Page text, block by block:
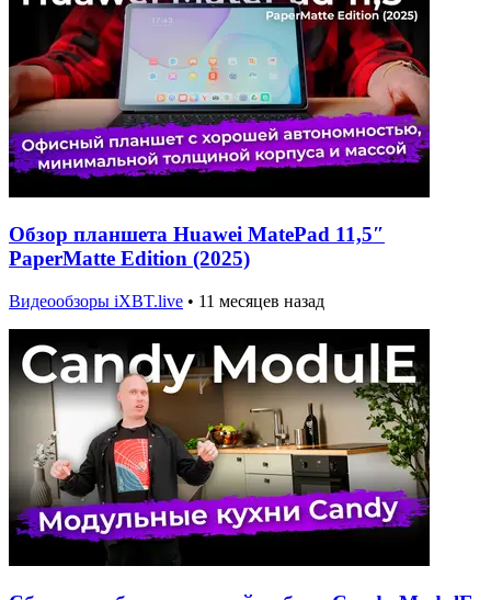
Обзор планшета Huawei MatePad 11,5″
PaperMatte Edition (2025)
Видеообзоры iXBT.live • 11 месяцев назад